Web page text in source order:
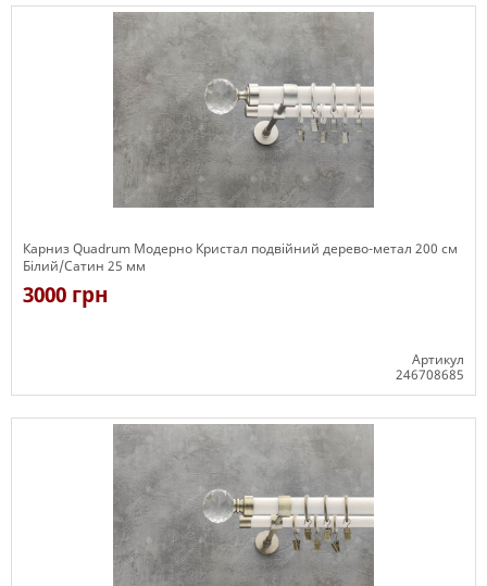
Карниз Quadrum Модерно Кристал подвійний дерево-метал 200 см
Білий/Сатин 25 мм
3000 грн
Артикул
246708685